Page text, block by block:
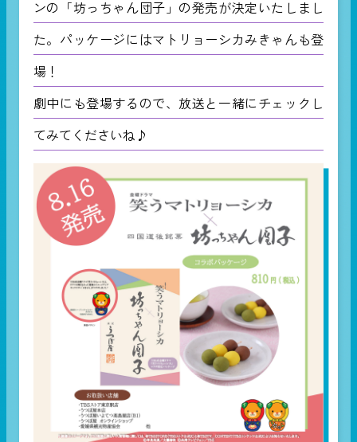
ンの「坊っちゃん団子」の発売が決定いたしまし
た。パッケージにはマトリョーシカみきゃんも登
場！
劇中にも登場するので、放送と一緒にチェックし
てみてくださいね♪